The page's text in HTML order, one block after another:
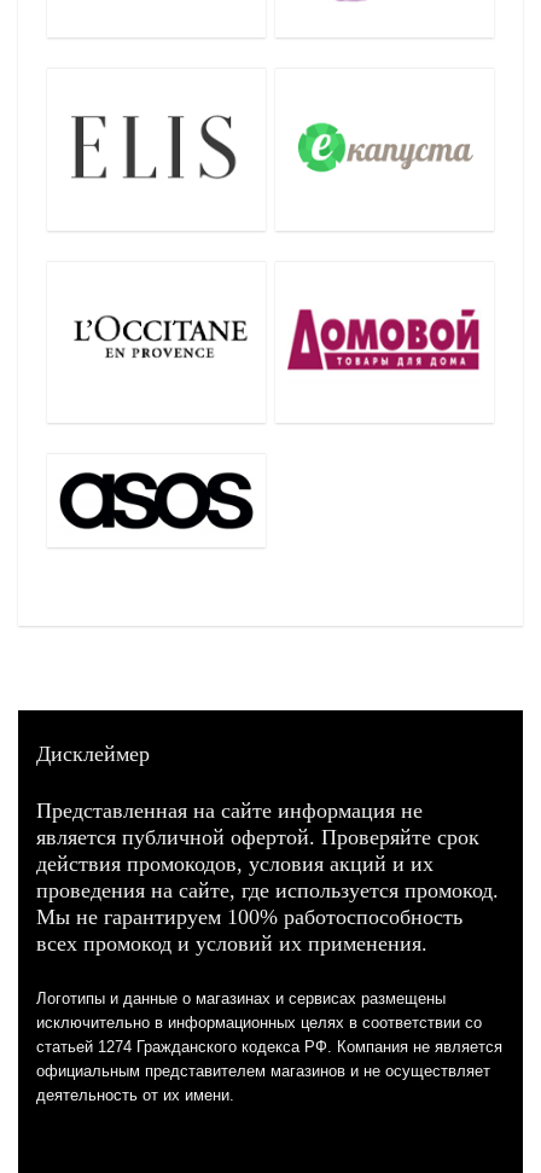
Дисклеймер
Представленная на сайте информация не
является публичной офертой. Проверяйте срок
действия промокодов, условия акций и их
проведения на сайте, где используется промокод.
Мы не гарантируем 100% работоспособность
всех промокод и условий их применения.
Логотипы и данные о магазинах и сервисах размещены
исключительно в информационных целях в соответствии со
статьей 1274 Гражданского кодекса РФ. Компания не является
официальным представителем магазинов и не осуществляет
деятельность от их имени.